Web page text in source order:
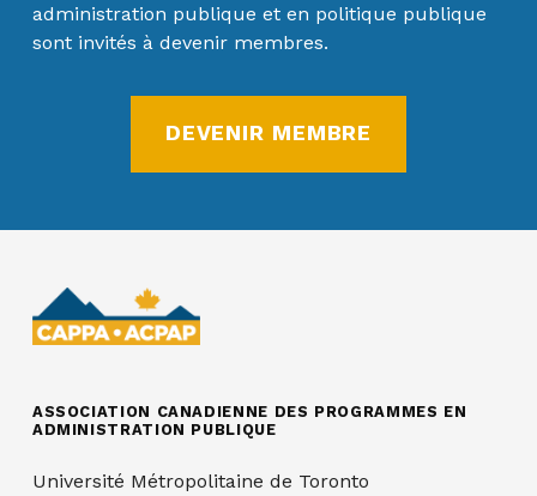
administration publique et en politique publique
sont invités à devenir membres.
DEVENIR MEMBRE
ASSOCIATION CANADIENNE DES PROGRAMMES EN
ADMINISTRATION PUBLIQUE
Université Métropolitaine de Toronto